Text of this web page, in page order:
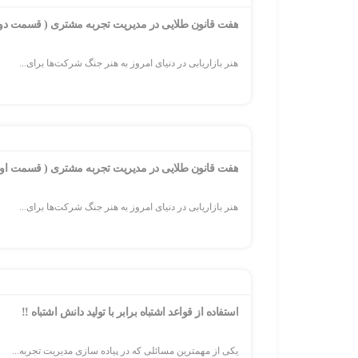
هفت قانون طلایی در مدیریت تجربه مشتری ( قسمت
هنر بازاریابی در دنیای امروز به هنر جنگ شرکت‌ها برای...
هفت قانون طلایی در مدیریت تجربه مشتری ( قسمت
هنر بازاریابی در دنیای امروز به هنر جنگ شرکت‌ها برای...
استفاده از قواعد اشتباه برابر با توليد دانش اشتباه !!
یکی از مهمترین مسائلی که در پیاده سازی مدیریت تجربه...